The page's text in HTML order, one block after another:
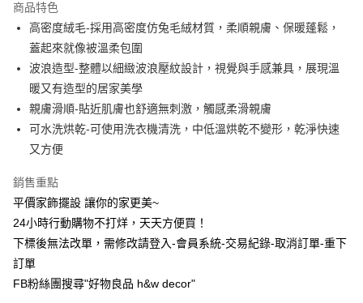
合作金庫商業銀行
華南商業銀行
彰化商業銀行
上海商業儲蓄銀行
國泰世華商業銀行
兆豐國際商業銀行
臺灣中小企業銀行
匯豐（台灣）商業銀行
華泰商業銀行
聯邦商業銀行
遠東國際商業銀行
元大商業銀行
永豐商業銀行
玉山商業銀行
台灣樂天信用卡公司
6 期 0 利率 每期
華南商業銀行
上海商業儲蓄銀行
台北富邦商業銀行
國泰世華商業銀行
臺灣中小企業銀行
台中商業銀行
匯豐（台灣）商業銀行
華泰商業銀行
聯邦商業銀行
元大商業銀行
玉山商業銀行
台灣樂天信用卡公司
超商取貨付款
LINE Pay
Apple Pay
街口支付
AFTEE先享後付
相關說明
【關於「AFTEE先享後付」】
AFTEE先享後付是「在收到商品之後才付款」的支付方式。 讓您購物簡單
便利好安心！
商品特色
高密度絨毛-採用高密度仿兔毛絨材質，柔順親膚、保暖蓬鬆，
蓋起來就像被溫柔包圍
波浪造型-整體以細緻波浪壓紋設計，視覺與手感兼具，展現溫
暖又有造型的居家美學
親膚滑順-貼近肌膚也舒適無刺激，觸感柔滑親膚
可水洗烘乾-可使用洗衣機清洗，中低溫烘乾不變形，乾淨快速
又方便
銷售重點
平價家飾擺設 讓你的家更美~
24小時行動購物不打烊，天天方便買！
下標後無法改單，需修改請登入-會員系統-交易紀錄-取消訂單-重下
訂單
FB粉絲團搜尋"好物良品 h&w decor"